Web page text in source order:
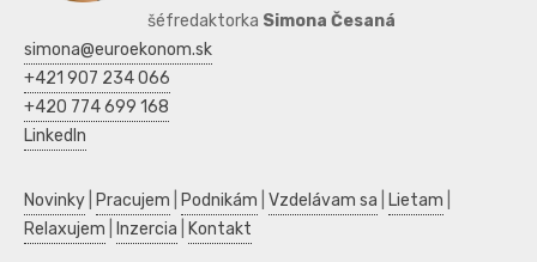
šéfredaktorka Simona Česaná
simona@euroekonom.sk
+421 907 234 066
+420 774 699 168
LinkedIn
Novinky Pracujem Podnikám Vzdelávam sa Lietam
Relaxujem
Inzercia Kontakt